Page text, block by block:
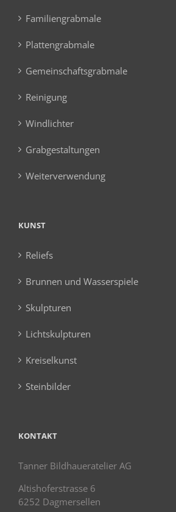
Familiengrabmale
Plattengrabmale
Gemeinschaftsgrabmale
Reinigung
Windlichter
Grabgestaltungen
Weiterverwendung
KUNST
Reliefs
Brunnen und Wasserspiele
Skulpturen
Lichtskulpturen
Kreiselkunst
Steinbilder
KONTAKT
Tanner Bildhaueratelier AG
Altishoferstrasse 6
6252 Dagmersellen